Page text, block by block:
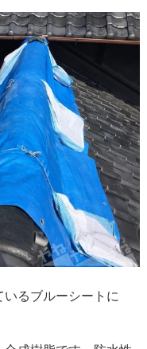
るブルーシートに